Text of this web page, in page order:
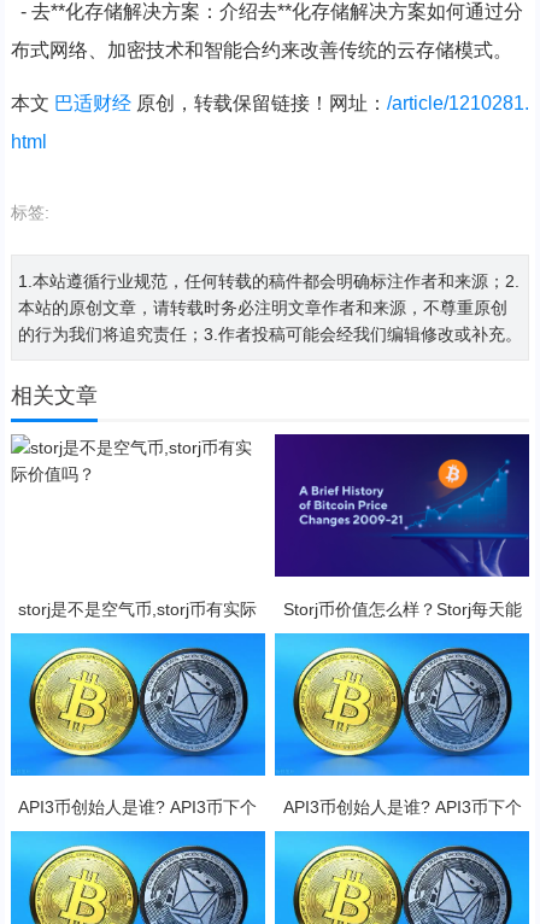
- 去**化存储解决方案：介绍去**化存储解决方案如何通过分
布式网络、加密技术和智能合约来改善传统的云存储模式。
本文 巴适财经原创，转载保留链接！网址： /article/1210281.
html
标签:
1.本站遵循行业规范，任何转载的稿件都会明确标注作者和来源；2.
本站的原创文章，请转载时务必注明文章作者和来源，不尊重原创
的行为我们将追究责任；3.作者投稿可能会经我们编辑修改或补充。
相关文章
storj是不是空气币,storj币有实际
价值吗？
Storj币价值怎么样？Storj每天能
挖几个币？
API3币创始人是谁? API3币下个
牛市
API3币创始人是谁? API3币下个
牛市